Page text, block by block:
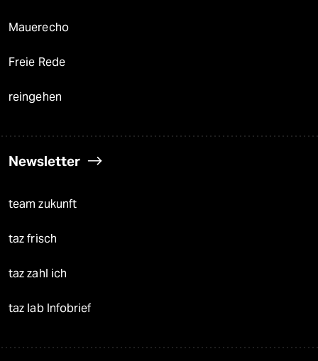
Mauerecho
Freie Rede
reingehen
Newsletter
team zukunft
taz frisch
taz zahl ich
taz lab Infobrief